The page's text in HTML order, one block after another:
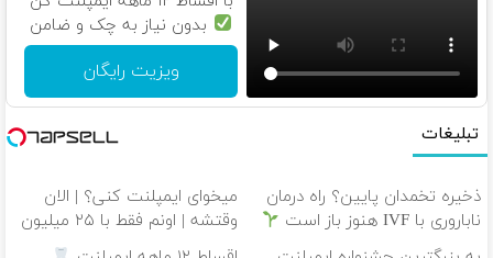
جوان شو
بدون نیاز به چک و ضامن
ویزیت رایگان
تبلیغات
ذخیره تخمدان پایین؟ راه درمان
ناباروری با IVF هنوز باز است
میخوای ایمپلنت کنی؟ | الان
وقتشه | اونم فقط با ۲۵ میلیون
تومان!!!